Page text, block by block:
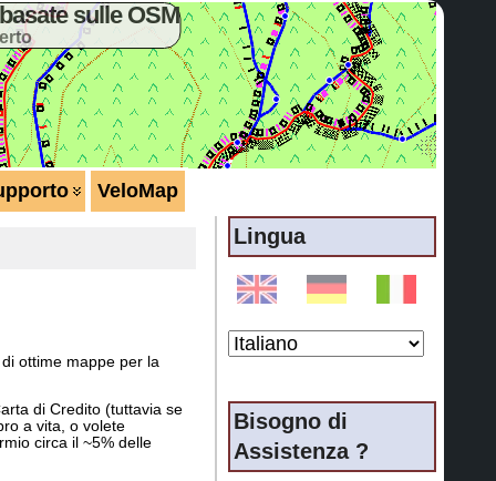
sulle OSM
VeloMap
ottime mappe per la
di Credito (tuttavia se
a vita, o volete
circa il ~5% delle
Lingua
Bisogno di
Assistenza ?